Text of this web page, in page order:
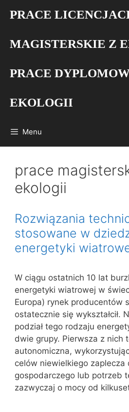
PRACE
MAGISTERSKIE Z
PRACE
EKOLOGII
Menu
prace
ekologii
Rozwiązania
stosowane w
energetyki
W ciągu ostatnich 10 lat
energetyki wiatrowej w
Europa) rynek producentów
ostatecznie się wykształcił.
podział tego rodzaju
dwie grupy. Pierwsza z nich
autonomiczna,
celów niewielkiego zaplecza
gospodarczego lub potrzeb
zazwyczaj o mocy od